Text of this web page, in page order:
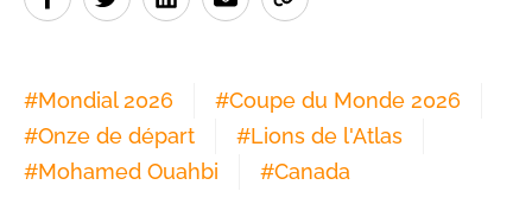
#Mondial 2026 #Coupe du Monde 2026
#Onze de départ #Lions de l'Atlas
#Mohamed Ouahbi #Canada